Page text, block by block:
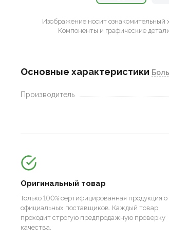
Изображение носит ознакомительный
Компоненты и графические
Основные характеристики
Производитель
Оригинальный товар
Только 100% сертифицированная продукция
официальных поставщиков. Каждый товар
проходит строгую предпродажную проверку
качества.